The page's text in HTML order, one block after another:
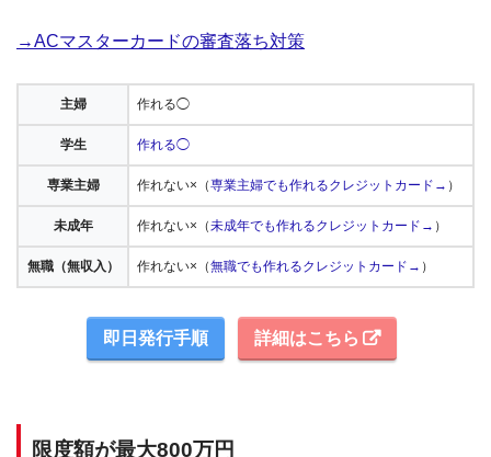
→ACマスターカードの審査落ち対策
主婦 作れる◯
学生 作れる◯
専業主婦 作れない×（専業主婦でも作れるクレジットカード→ ）
未成年 作れない×（未成年でも作れるクレジットカード→ ）
無職（無収入） 作れない×（無職でも作れるクレジットカード→ ）
即日発行手順 詳細はこちら
限度額が最大800万円